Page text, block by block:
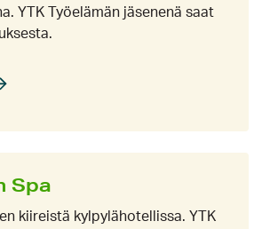
YTK Työelämän jäsenenä saat
Spa
kiireistä kylpylähotellissa. YTK